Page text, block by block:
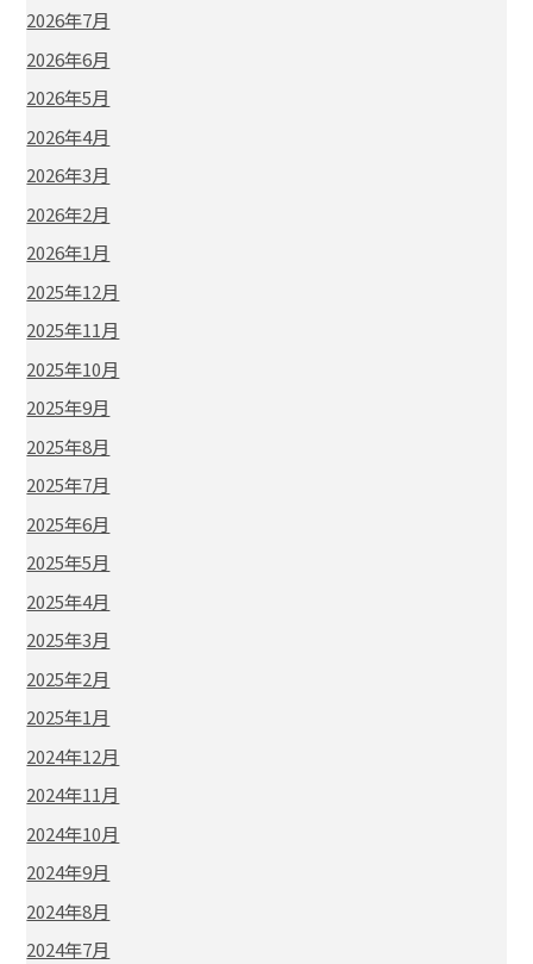
2026年7月
2026年6月
2026年5月
2026年4月
2026年3月
2026年2月
2026年1月
2025年12月
2025年11月
2025年10月
2025年9月
2025年8月
2025年7月
2025年6月
2025年5月
2025年4月
2025年3月
2025年2月
2025年1月
2024年12月
2024年11月
2024年10月
2024年9月
2024年8月
2024年7月